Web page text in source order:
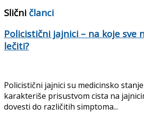
Slični članci
Policistični jajnici – na koje sve
lečiti?
Policistični jajnici su medicinsko
karakteriše prisustvom cista na
dovesti do različitih simptoma...